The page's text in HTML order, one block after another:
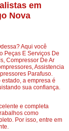
em
Nova
Aqui você
Peças E Serviços De
Compressor De Ar
Assistencia
Parafuso.
a empresa é
sua confiança.
e completa
como
Por isso, entre em